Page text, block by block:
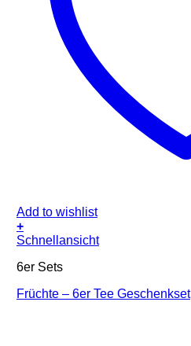
Add to wishlist
+
Schnellansicht
6er Sets
Früchte – 6er Tee Geschenkset